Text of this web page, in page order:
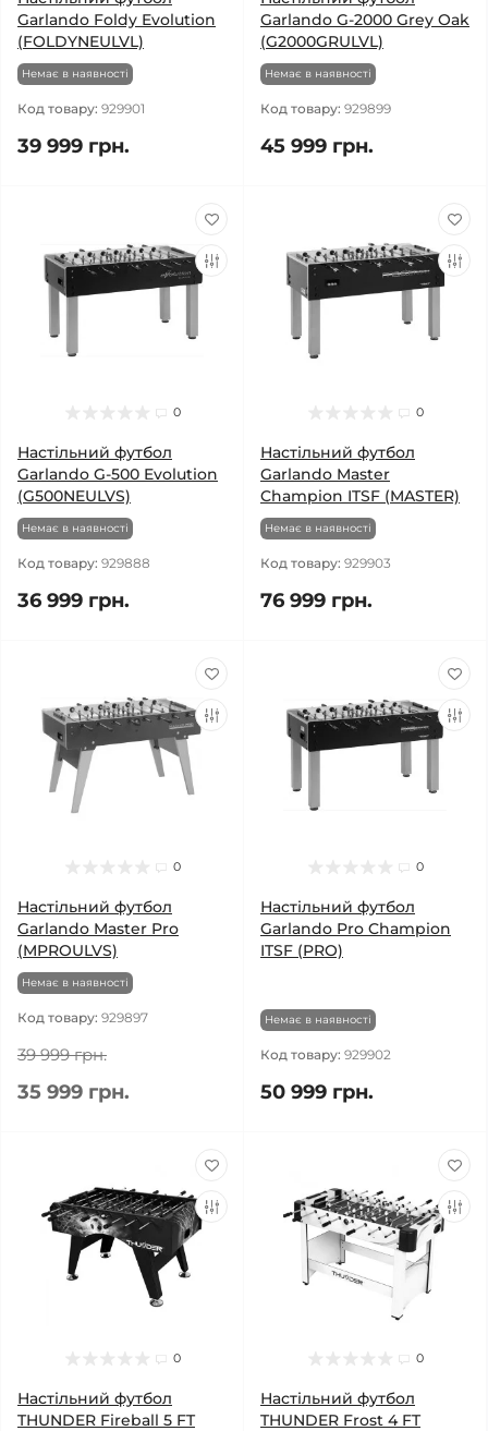
Garlando Foldy Evolution
(FOLDYNEULVL)
Немає в наявності
Код товару: 929901
39 999 грн.
Garlando G-2000 Grey Oak
(G2000GRULVL)
Немає в наявності
Код товару: 929899
45 999 грн.
0
Настільний футбол
Garlando G-500 Evolution
(G500NEULVS)
Немає в наявності
Код товару: 929888
36 999 грн.
0
Настільний футбол
Garlando Master
Champion ITSF (MASTER)
Немає в наявності
Код товару: 929903
76 999 грн.
0
Настільний футбол
Garlando Master Pro
(MPROULVS)
Немає в наявності
Код товару: 929897
39 999 грн.
35 999 грн.
0
Настільний футбол
Garlando Pro Champion
ITSF (PRO)
Немає в наявності
Код товару: 929902
50 999 грн.
0
Настільний футбол
THUNDER Fireball 5 FT
0
Настільний футбол
THUNDER Frost 4 FT